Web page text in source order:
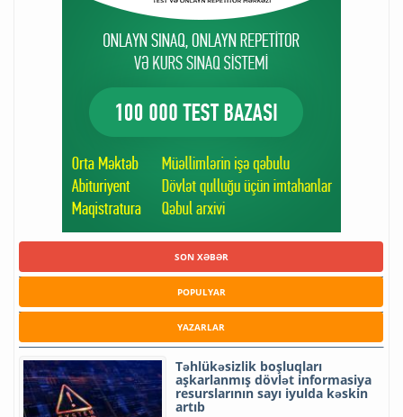
SON XƏBƏR
POPULYAR
YAZARLAR
Təhlükəsizlik boşluqları
aşkarlanmış dövlət informasiya
resurslarının sayı iyulda kəskin
artıb